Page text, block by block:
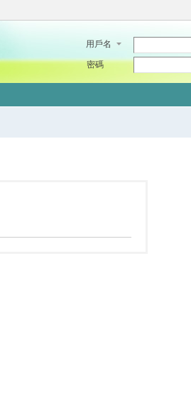
用戶名
密碼